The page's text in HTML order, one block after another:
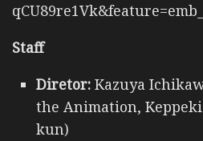
Staff
Diretor: Kazuya
the Animation,
kun)